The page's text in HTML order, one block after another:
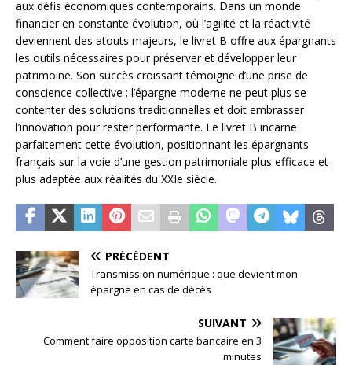
aux défis économiques contemporains. Dans un monde
financier en constante évolution, où l’agilité et la réactivité
deviennent des atouts majeurs, le livret B offre aux épargnants
les outils nécessaires pour préserver et développer leur
patrimoine. Son succès croissant témoigne d’une prise de
conscience collective : l’épargne moderne ne peut plus se
contenter des solutions traditionnelles et doit embrasser
l’innovation pour rester performante. Le livret B incarne
parfaitement cette évolution, positionnant les épargnants
français sur la voie d’une gestion patrimoniale plus efficace et
plus adaptée aux réalités du XXIe siècle.
PRÉCÉDENT
Transmission numérique : que devient mon
épargne en cas de décès
SUIVANT
Comment faire opposition carte bancaire en 3
minutes